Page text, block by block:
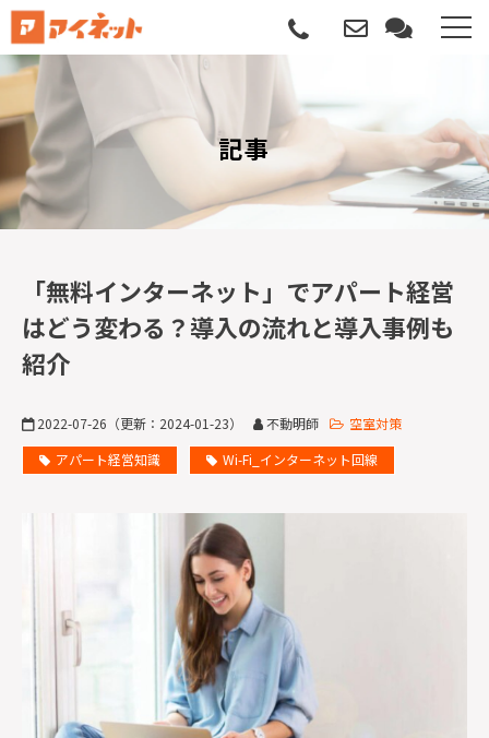
選ばれる理由
導入について
サポートについて
記事
サービス説明動画
記事
「無料インターネット」でアパート経営
はどう変わる？導入の流れと導入事例も
紹介
2022-07-26 （更新： 2024-01-23） 不動明師
空室対策
アパート経営知識
Wi-Fi_インターネット回線